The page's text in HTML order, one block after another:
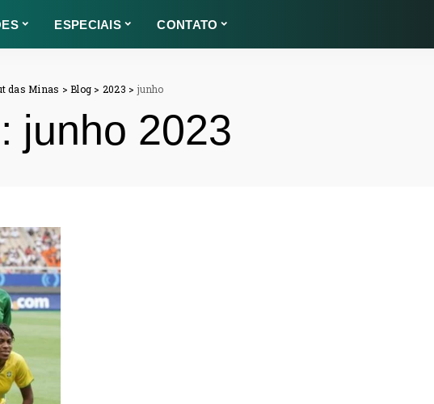
ESPECIAIS CONTATO
das Minas >Blog > 2023 > junho
junho 2023